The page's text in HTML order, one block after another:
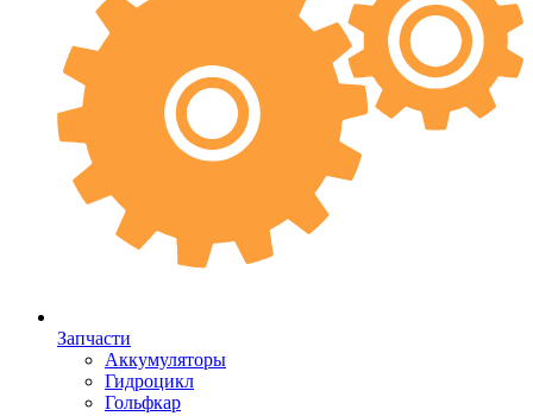
Запчасти
Аккумуляторы
Гидроцикл
Гольфкар